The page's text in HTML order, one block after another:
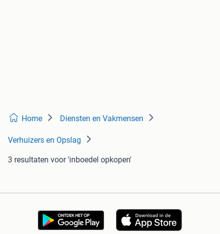
Home Diensten en Vakmensen
Verhuizers en Opslag
3 resultaten voor 'inboedel opkopen'